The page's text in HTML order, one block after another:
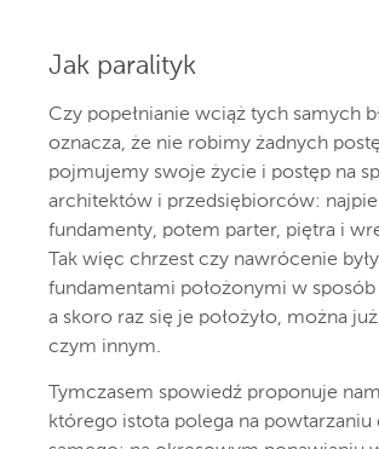
Jak paralityk
Czy popełnianie wciąż tych samych
oznacza, że nie robimy żadnych
pojmujemy swoje życie i postęp na
architektów i przedsiębiorców:
fundamenty, potem parter, piętra i
Tak więc chrzest czy nawrócenie
fundamentami położonymi w
a skoro raz się je położyło, można
czym innym.
Tymczasem spowiedź proponuje
którego istota polega na powtarzaniu